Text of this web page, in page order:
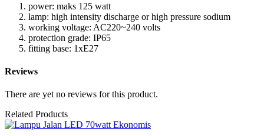
power: maks 125 watt
lamp: high intensity discharge or high pressure sodium
working voltage: AC220~240 volts
protection grade: IP65
fitting base: 1xE27
Reviews
There are yet no reviews for this product.
Related Products